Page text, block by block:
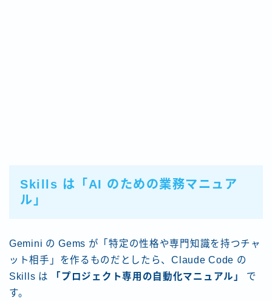
Skills は「AI のための業務マニュア
ル」
Gemini の Gems が「特定の性格や専門知識を持つチャ
ット相手」を作るものだとしたら、Claude Code の
Skills は
「プロジェクト専用の自動化マニュアル」
で
す。